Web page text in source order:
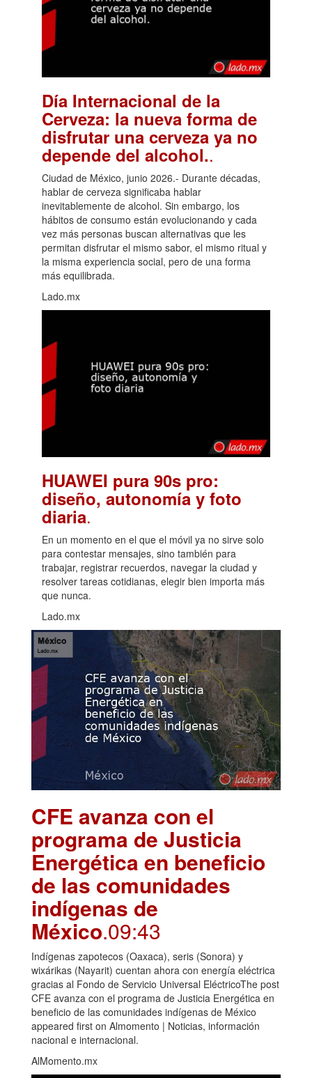
Día Internacional de la
Cerveza: la nueva forma de
disfrutar una cerveza ya no
depende del alcohol..
Ciudad de México, junio 2026.- Durante décadas,
hablar de cerveza significaba hablar
inevitablemente de alcohol. Sin embargo, los
hábitos de consumo están evolucionando y cada
vez más personas buscan alternativas que les
permitan disfrutar el mismo sabor, el mismo ritual y
la misma experiencia social, pero de una forma
más equilibrada.
Lado.mx
HUAWEI pura 90s pro:
diseño, autonomía y foto
diaria.
En un momento en el que el móvil ya no sirve solo
para contestar mensajes, sino también para
trabajar, registrar recuerdos, navegar la ciudad y
resolver tareas cotidianas, elegir bien importa más
que nunca.
Lado.mx
CFE avanza con el
programa de Justicia
Energética en beneficio
de las comunidades
indígenas de
México.09:43
Indígenas zapotecos (Oaxaca), seris (Sonora) y
wixárikas (Nayarit) cuentan ahora con energía eléctrica
gracias al Fondo de Servicio Universal EléctricoThe post
CFE avanza con el programa de Justicia Energética en
beneficio de las comunidades indígenas de México
appeared first on Almomento | Noticias, información
nacional e internacional.
AlMomento.mx